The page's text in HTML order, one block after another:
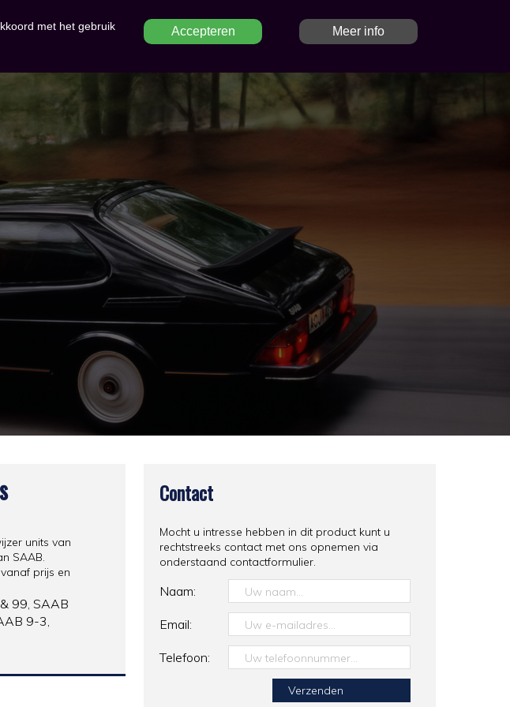
SAAB OCCASIONS SAAB PARTS CONTACT
units van
SAAB.
prijs en
99, SAAB
9-3,
Contact
Mocht u intresse hebben in dit product kunt u
rechtstreeks contact met ons opnemen via
onderstaand contactformulier.
Naam:
Email:
Telefoon:
met het gebruik
Accepteren Meer info